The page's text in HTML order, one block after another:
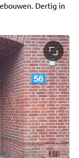
Dertig in